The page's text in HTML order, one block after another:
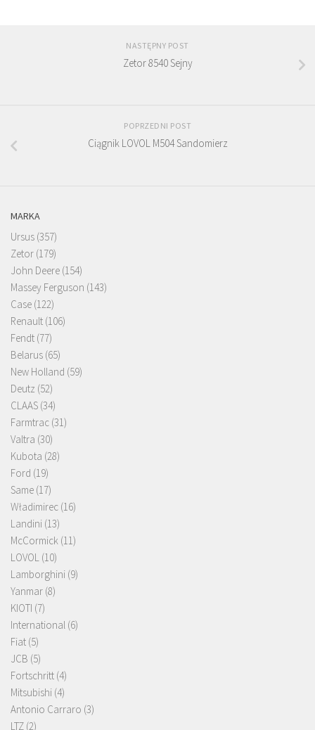
NASTĘPNY POST
Zetor 8540 Sejny
POPRZEDNI POST
Ciągnik LOVOL M504 Sandomierz
MARKA
Ursus (357)
Zetor (179)
John Deere (154)
Massey Ferguson (143)
Case (122)
Renault (106)
Fendt (77)
Belarus (65)
New Holland (59)
Deutz (52)
CLAAS (34)
Farmtrac (31)
Valtra (30)
Kubota (28)
Ford (19)
Same (17)
Władimirec (16)
Landini (13)
McCormick (11)
LOVOL (10)
Lamborghini (9)
Yanmar (8)
KIOTI (7)
International (6)
Fiat (5)
JCB (5)
Fortschritt (4)
Mitsubishi (4)
Antonio Carraro (3)
LTZ (2)